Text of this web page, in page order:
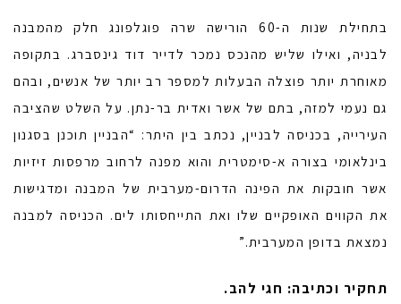
בתחילת שנות ה-60 הורישה שרה פוגלפונג חלק מהמבנה
לבניה, ואילו שליש מהנכס נמכר לדייר דוד גינסברג. בתקופה
מאוחרת יותר פוצלה הבעלות למספר רב יותר של אנשים, ובהם
גם נעמי למזה, בתם של אשר ואדית בר-נתן. על השלט שהציבה
העירייה, בכניסה לבניין, נכתב בין היתר: “הבניין תוכנן בסגנון
בינלאומי בצורה א-סימטרית והוא מפנה לרחוב מרפסות זיזיות
אשר חובקות את הפינה הדרום-מערבית של המבנה ומדגישות
את הקווים האופקיים שלו ואת התייחסותו לים. הכניסה למבנה
נמצאת בדופן המערבית.”
תחקיר וכתיבה: חגי להב.